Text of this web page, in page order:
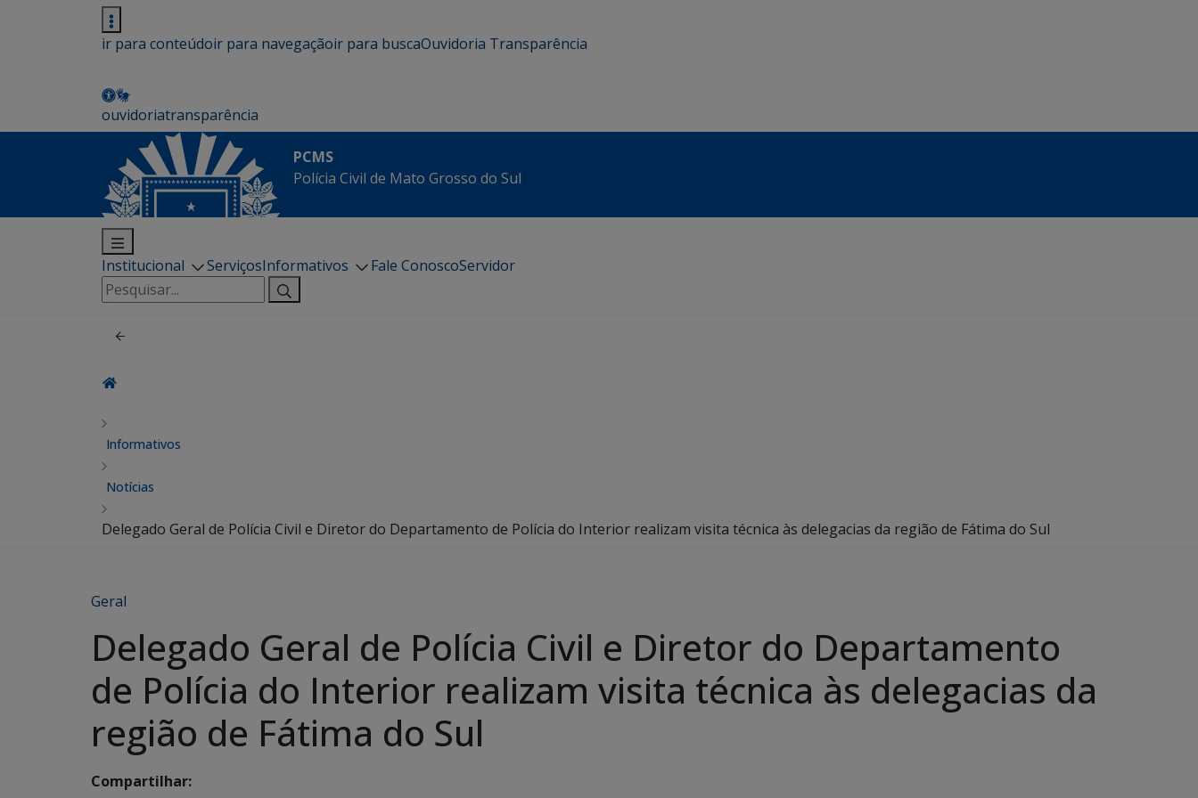
ir para conteúdoir para navegaçãoir para buscaOuvidoria Transparência
ouvidoriatransparência
PCMS
Polícia Civil de Mato Grosso do Sul
Institucional ServiçosInformativos Fale ConoscoServidor
Pesquisar
por:
Informativos
Notícias
Delegado Geral de Polícia Civil e Diretor do Departamento de Polícia do Interior realizam visita técnica às delegacias da região de Fátima do Sul
Geral
Delegado Geral de Polícia Civil e Diretor do Departamento
de Polícia do Interior realizam visita técnica às delegacias da
região de Fátima do Sul
Compartilhar: